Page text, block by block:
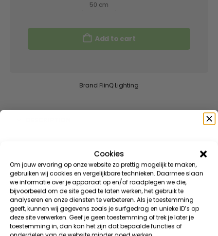
Cookies
Om jouw ervaring op onze website zo prettig mogelijk te maken,
gebruiken wij cookies en vergelijkbare technieken. Daarmee slaan
we informatie over je apparaat op en/of raadplegen we die,
bijvoorbeeld om de site goed te laten werken, het gebruik te
analyseren en onze diensten te verbeteren. Als je toestemming
geeft, kunnen wij gegevens zoals je surfgedrag en unieke ID’s op
deze site verwerken. Geef je geen toestemming of trek je later je
toestemming in, dan kan het zijn dat bepaalde functies of
50 cm
Add to cart
Brand FlinQ Lighting
REVIEWS (3)
DOWNLOAD(S)
SPARE PARTS
Speciaal voor jou
Meld je aan voor onze nieuwsbrief en ontvang direct
10% kortingop je eerste bestelling
VIP KORTINGEN | EXCLUSIEVE TOEGANG | NIEUWE PRODUCTEN
E-mailadres